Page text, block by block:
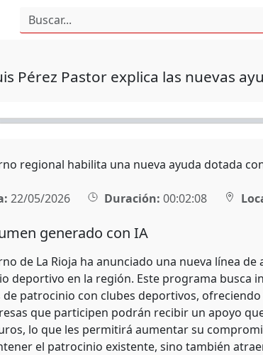
Pérez Pastor explica las nuevas
regional habilita una nueva ayuda dotada
22/05/2026 Duración: 00:02:08
generado con IA
de La Rioja ha anunciado una nueva línea
deportivo en la región. Este programa busca
de patrocinio con clubes deportivos,
que participen podrán recibir un apoyo
lo que les permitirá aumentar su
el patrocinio existente, sino también